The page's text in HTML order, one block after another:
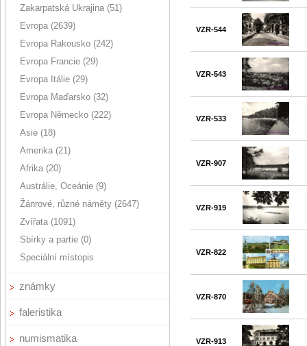
Zakarpatská Ukrajina (51)
Evropa (2639)
Evropa Rakousko (242)
Evropa Francie (29)
Evropa Itálie (29)
Evropa Maďarsko (32)
Evropa Německo (222)
Asie (18)
Amerika (21)
Afrika (20)
Austrálie, Oceánie (9)
Žánrové, různé náměty (2647)
Zvířata (1091)
Sbírky a partie (0)
Speciální místopis
známky
faleristika
numismatika
VZR-544
VZR-543
VZR-533
VZR-907
VZR-919
VZR-822
VZR-870
VZR-913